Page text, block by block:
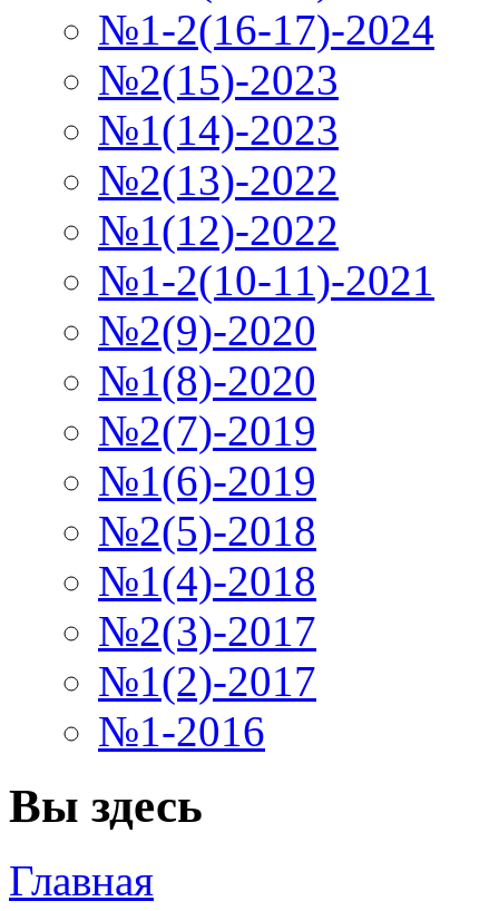
№1-2(16-17)-2024
№2(15)-2023
№1(14)-2023
№2(13)-2022
№1(12)-2022
№1-2(10-11)-2021
№2(9)-2020
№1(8)-2020
№2(7)-2019
№1(6)-2019
№2(5)-2018
№1(4)-2018
№2(3)-2017
№1(2)-2017
№1-2016
Вы здесь
Главная